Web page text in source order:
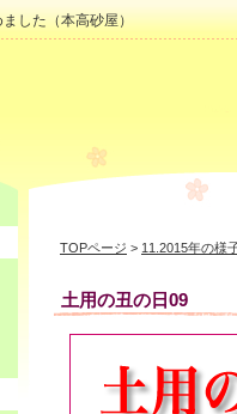
した（本高砂屋）
TOPページ > 11.2015年の様
土用の丑の日09